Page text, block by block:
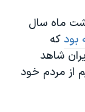
ماه سال
بودکه
شاهد
از مردم خود